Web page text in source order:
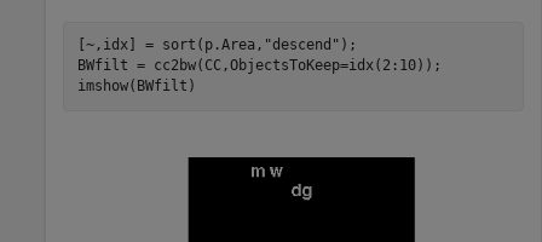
[~,idx] = sort(p.Area, "descend" );
BWfilt = cc2bw(CC,ObjectsToKeep=idx(2:10));
imshow(BWfilt)